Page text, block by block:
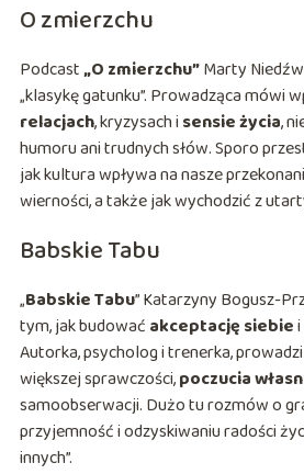
O zmierzchu
Podcast„O zmierzchu”Marty
„klasykę gatunku”. Prowadząca mówi
relacjach, kryzysach i sensie życia,
humoru ani trudnych słów. Sporo
jak kultura wpływa na nasze
wierności, a także jak wychodzić z
Babskie Tabu
„Babskie Tabu” Katarzyny Bogusz-
tym, jak budować akceptację siebiei
Autorka, psycholog i trenerka,
większej sprawczości,poczucia
samoobserwacji. Dużo tu rozmów o
przyjemność i odzyskiwaniu radości
innych”.